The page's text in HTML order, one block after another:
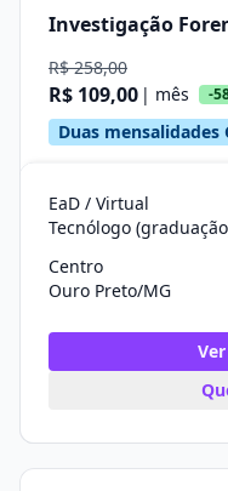
Investigação
R$ 258,00
R$ 109,00 | mês -
Duas mensalidades
EaD / Virtual
Tecnólogo
Centro
Ouro Preto/MG